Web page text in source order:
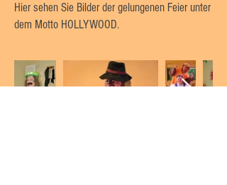
Hier sehen Sie Bilder der gelungenen Feier unter
dem Motto HOLLYWOOD.